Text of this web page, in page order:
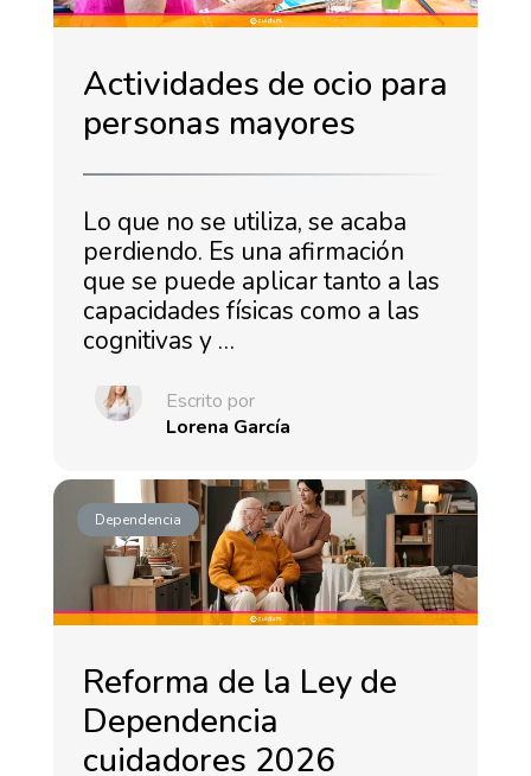
Actividades de ocio para
personas mayores
Lo que no se utiliza, se acaba
perdiendo. Es una afirmación
que se puede aplicar tanto a las
capacidades físicas como a las
cognitivas y …
Escrito por
Lorena García
Dependencia
Reforma de la Ley de
Dependencia
cuidadores 2026